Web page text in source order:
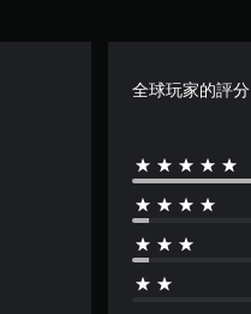
全球玩家的評分